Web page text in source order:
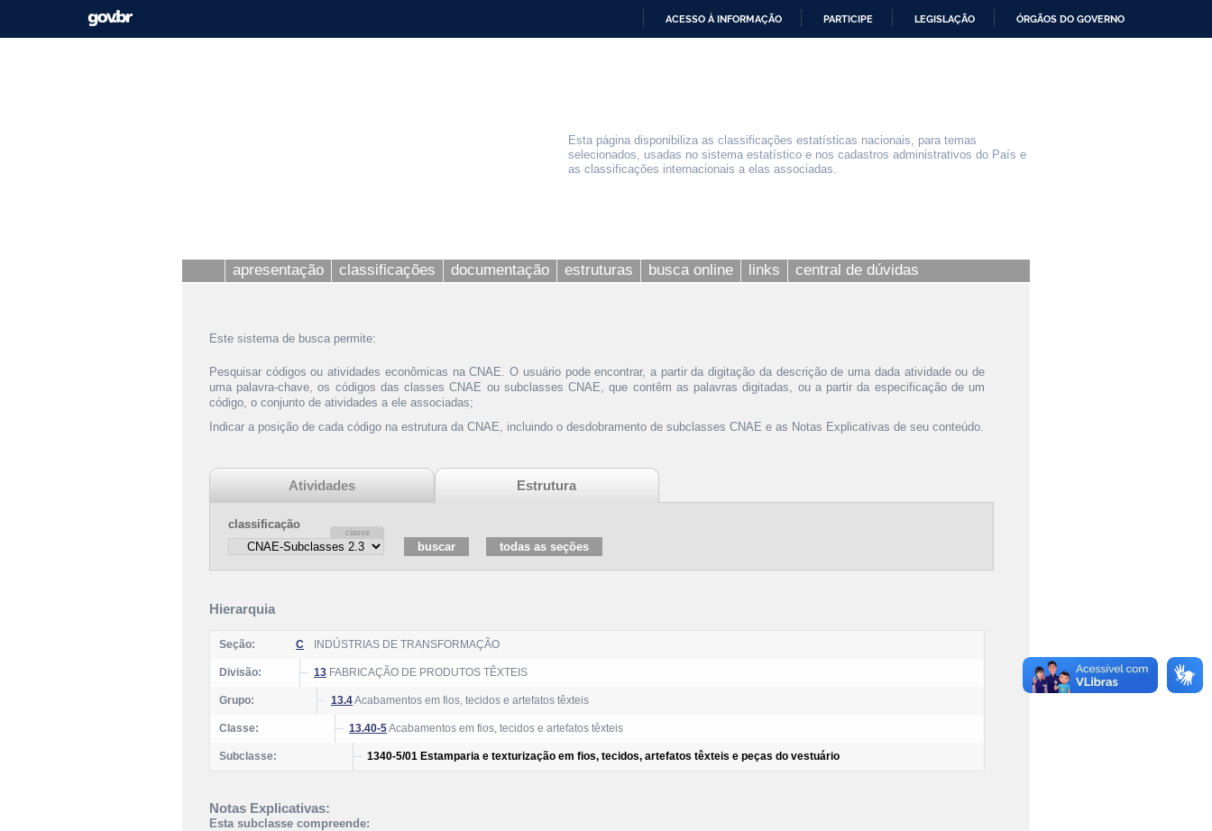
ACESSO À INFORMAÇÃO PARTICIPE LEGISLAÇÃO ÓRGÃOS DO GOVERNO
Esta página disponibiliza as classificações estatísticas nacionais, para temas
selecionados, usadas no sistema estatístico e nos cadastros administrativos do País e
as classificações internacionais a elas associadas.
apresentação classificações documentação estruturas busca online links central de dúvidas
Este sistema de busca permite:
Pesquisar códigos ou atividades econômicas na CNAE. O usuário pode encontrar, a partir da digitação da descrição de uma dada atividade ou de
uma palavra-chave, os códigos das classes CNAE ou subclasses CNAE, que contêm as palavras digitadas, ou a partir da especificação de um
código, o conjunto de atividades a ele associadas;
Indicar a posição de cada código na estrutura da CNAE, incluindo o desdobramento de subclasses CNAE e as Notas Explicativas de seu conteúdo.
Atividades Estrutura
classificação
Hierarquia
Seção: C INDÚSTRIAS DE TRANSFORMAÇÃO
Divisão: 13 FABRICAÇÃO DE PRODUTOS TÊXTEIS
Grupo: 13.4Acabamentos em fios, tecidos e artefatos têxteis
Classe: 13.40-5Acabamentos em fios, tecidos e artefatos têxteis
Subclasse: 1340-5/01 Estamparia e texturização em fios, tecidos, artefatos têxteis e peças do vestuário
Notas Explicativas:
Esta subclasse compreende: